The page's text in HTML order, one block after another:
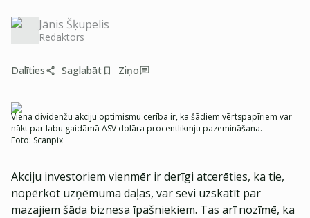
Jānis Šķupelis
Redaktors
Dalīties Saglabāt Ziņo
Viena dividenžu akciju optimismu cerība ir, ka šādiem vērtspapīriem var
nākt par labu gaidāmā ASV dolāra procentlikmju pazemināšana.
Foto: Scanpix
Akciju investoriem vienmēr ir derīgi atcerēties, ka tie,
nopērkot uzņēmuma daļas, var sevi uzskatīt par
mazajiem šāda biznesa īpašniekiem. Tas arī nozīmē, ka